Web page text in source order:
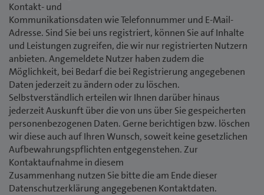
Kontakt- und
Kommunikationsdaten wie Telefonnummer und E-Mail-
Adresse. Sind Sie bei uns registriert, können Sie auf Inhalte
und Leistungen zugreifen, die wir nur registrierten Nutzern
anbieten. Angemeldete Nutzer haben zudem die
Möglichkeit, bei Bedarf die bei Registrierung angegebenen
Daten jederzeit zu ändern oder zu löschen.
Selbstverständlich erteilen wir Ihnen darüber hinaus
jederzeit Auskunft über die von uns über Sie gespeicherten
personenbezogenen Daten. Gerne berichtigen bzw. löschen
wir diese auch auf Ihren Wunsch, soweit keine gesetzlichen
Aufbewahrungspflichten entgegenstehen. Zur
Kontaktaufnahme in diesem
Zusammenhang nutzen Sie bitte die am Ende dieser
Datenschutzerklärung angegebenen Kontaktdaten.